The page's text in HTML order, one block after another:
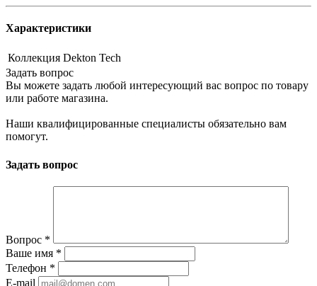
Характеристики
Коллекция Dekton Tech
Задать вопрос
Вы можете задать любой интересующий вас вопрос по товару
или работе магазина.
Наши квалифицированные специалисты обязательно вам
помогут.
Задать вопрос
Вопрос *
Ваше имя *
Телефон *
E-mail